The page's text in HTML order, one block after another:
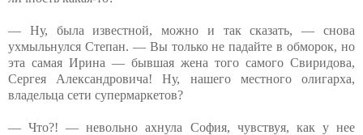
— Ну, была известной, можно и так сказать, — снова
ухмыльнулся Степан. — Вы только не падайте в обморок, но
эта самая Ирина — бывшая жена того самого Свиридова,
Сергея Александровича! Ну, нашего местного олигарха,
владельца сети супермаркетов?
— Что?! — невольно ахнула София, чувствуя, как у нее